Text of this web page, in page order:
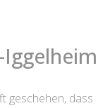
geschehen, dass